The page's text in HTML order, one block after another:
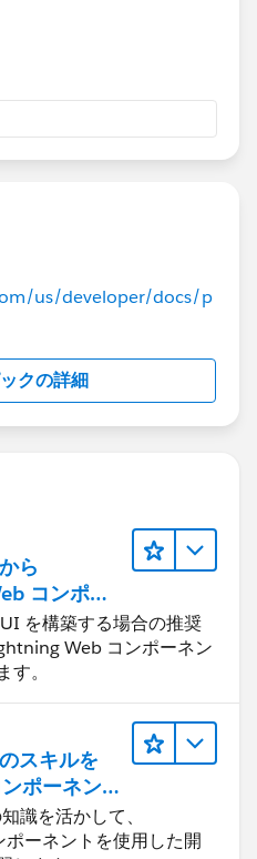
us/developer/docs/p
クの詳細
ら
コンポー
行を構築する場合の推奨
Web コンポーネン
す。
スキルを
ポーネント
識を活かして、
ーネントを使用した開